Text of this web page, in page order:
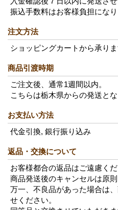
振込手数料はお客様負担になり
注文方法
ショッピングカートから承りま
商品引渡時期
ご注文後、通常1週間以内。
こちらは栃木県からの発送とな
お支払い方法
代金引換, 銀行振り込み
返品・交換について
お客様都合の返品はご遠慮くだ
商品発送後のキャンセルは原則
万一、不良品があった場合は
せください。